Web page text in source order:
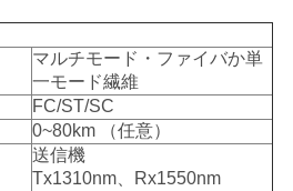
マルチモード・ファイバか単
一モード繊維
FC/ST/SC
0~80km （任意）
送信機
Tx1310nm、Rx1550nm